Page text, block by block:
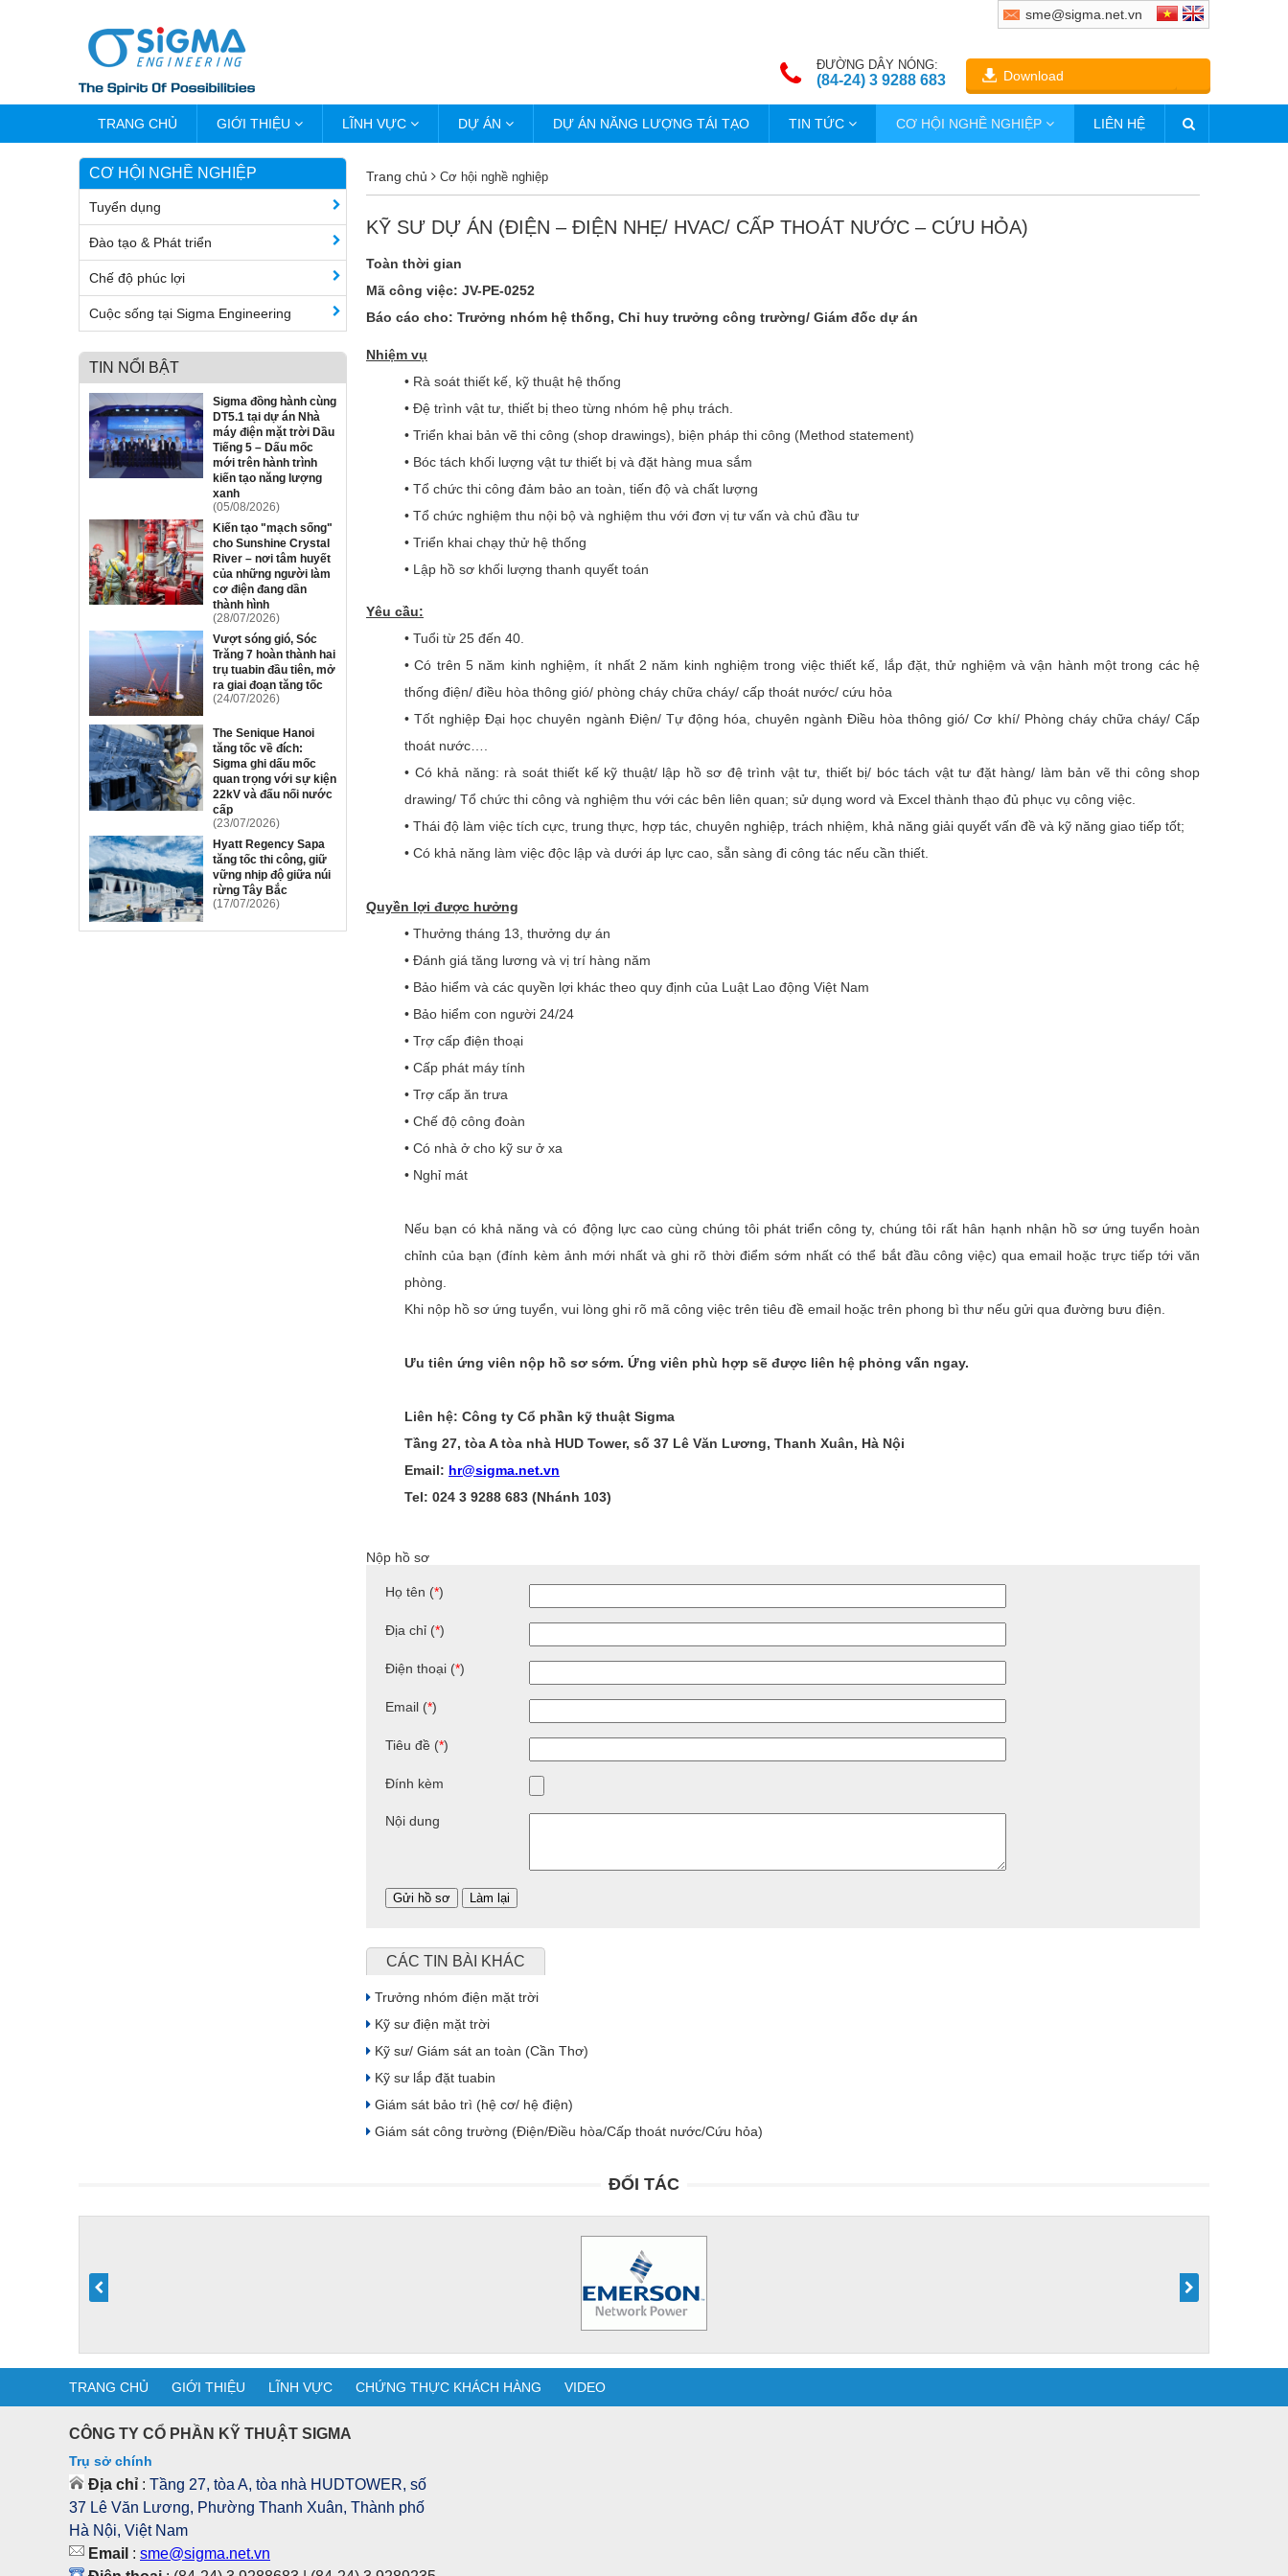
sme@sigma.net.vn
Download
ĐƯỜNG DÂY NÓNG:
(84-24) 3 9288 683
TRANG CHỦ GIỚI THIỆU LĨNH VỰC DỰ ÁN DỰ ÁN NĂNG LƯỢNG TÁI TẠO TIN TỨC CƠ HỘI NGHỀ NGHIỆP LIÊN HỆ
CƠ HỘI NGHỀ NGHIỆP
Tuyển dụng
Đào tạo & Phát triển
Chế độ phúc lợi
Cuộc sống tại Sigma Engineering
TIN NỔI BẬT
Sigma đồng hành cùng
DT5.1 tại dự án Nhà
máy điện mặt trời Dầu
Tiếng 5 – Dấu mốc
mới trên hành trình
kiến tạo năng lượng
xanh
(05/08/2026)
Kiến tạo "mạch sống"
cho Sunshine Crystal
River – nơi tâm huyết
của những người làm
cơ điện đang dần
thành hình
(28/07/2026)
Vượt sóng gió, Sóc
Trăng 7 hoàn thành hai
trụ tuabin đầu tiên, mở
ra giai đoạn tăng tốc
(24/07/2026)
The Senique Hanoi
tăng tốc về đích:
Sigma ghi dấu mốc
quan trọng với sự kiện
22kV và đấu nối nước
cấp
(23/07/2026)
Hyatt Regency Sapa
tăng tốc thi công, giữ
vững nhịp độ giữa núi
rừng Tây Bắc
(17/07/2026)
Trang chủ Cơ hội nghề nghiệp
KỸ SƯ DỰ ÁN (ĐIỆN – ĐIỆN NHẸ/ HVAC/ CẤP THOÁT NƯỚC – CỨU HỎA)
Toàn thời gian
Mã công việc: JV-PE-0252
Báo cáo cho: Trưởng nhóm hệ thống, Chỉ huy trưởng công trường/ Giám đốc dự án
Nhiệm vụ
• Rà soát thiết kế, kỹ thuật hệ thống
• Đệ trình vật tư, thiết bị theo từng nhóm hệ phụ trách.
• Triển khai bản vẽ thi công (shop drawings), biện pháp thi công (Method statement)
• Bóc tách khối lượng vật tư thiết bị và đặt hàng mua sắm
• Tổ chức thi công đảm bảo an toàn, tiến độ và chất lượng
• Tổ chức nghiệm thu nội bộ và nghiệm thu với đơn vị tư vấn và chủ đầu tư
• Triển khai chạy thử hệ thống
• Lập hồ sơ khối lượng thanh quyết toán
Yêu cầu:
• Tuổi từ 25 đến 40.
• Có trên 5 năm kinh nghiệm, ít nhất 2 năm kinh nghiệm trong việc thiết kế, lắp đặt, thử nghiệm và vận hành một trong các hệ
thống điện/ điều hòa thông gió/ phòng cháy chữa cháy/ cấp thoát nước/ cứu hỏa
• Tốt nghiệp Đại học chuyên ngành Điện/ Tự động hóa, chuyên ngành Điều hòa thông gió/ Cơ khí/ Phòng cháy chữa cháy/ Cấp
thoát nước….
• Có khả năng: rà soát thiết kế kỹ thuật/ lập hồ sơ đệ trình vật tư, thiết bị/ bóc tách vật tư đặt hàng/ làm bản vẽ thi công shop
drawing/ Tổ chức thi công và nghiệm thu với các bên liên quan; sử dụng word và Excel thành thạo đủ phục vụ công việc.
• Thái độ làm việc tích cực, trung thực, hợp tác, chuyên nghiệp, trách nhiệm, khả năng giải quyết vấn đề và kỹ năng giao tiếp tốt;
• Có khả năng làm việc độc lập và dưới áp lực cao, sẵn sàng đi công tác nếu cần thiết.
Quyền lợi được hưởng
• Thưởng tháng 13, thưởng dự án
• Đánh giá tăng lương và vị trí hàng năm
• Bảo hiểm và các quyền lợi khác theo quy định của Luật Lao động Việt Nam
• Bảo hiểm con người 24/24
• Trợ cấp điện thoại
• Cấp phát máy tính
• Trợ cấp ăn trưa
• Chế độ công đoàn
• Có nhà ở cho kỹ sư ở xa
• Nghỉ mát
Nếu bạn có khả năng và có động lực cao cùng chúng tôi phát triển công ty, chúng tôi rất hân hạnh nhận hồ sơ ứng tuyển hoàn
chỉnh của bạn (đính kèm ảnh mới nhất và ghi rõ thời điểm sớm nhất có thể bắt đầu công việc) qua email hoặc trực tiếp tới văn
phòng.
Khi nộp hồ sơ ứng tuyển, vui lòng ghi rõ mã công việc trên tiêu đề email hoặc trên phong bì thư nếu gửi qua đường bưu điện.
Ưu tiên ứng viên nộp hồ sơ sớm. Ứng viên phù hợp sẽ được liên hệ phỏng vấn ngay.
Liên hệ: Công ty Cổ phần kỹ thuật Sigma
Tầng 27, tòa A tòa nhà HUD Tower, số 37 Lê Văn Lương, Thanh Xuân, Hà Nội
Email: hr@sigma.net.vn
Tel: 024 3 9288 683 (Nhánh 103)
Nộp hồ sơ
Họ tên (*)
Địa chỉ (*)
Điện thoại (*)
Email (*)
Tiêu đề (*)
Đính kèm
Nội dung
CÁC TIN BÀI KHÁC
Trưởng nhóm điện mặt trời
Kỹ sư điện mặt trời
Kỹ sư/ Giám sát an toàn (Cần Thơ)
Kỹ sư lắp đặt tuabin
Giám sát bảo trì (hệ cơ/ hệ điện)
Giám sát công trường (Điện/Điều hòa/Cấp thoát nước/Cứu hỏa)
ĐỐI TÁC
TRANG CHỦ GIỚI THIỆU LĨNH VỰC CHỨNG THỰC KHÁCH HÀNG VIDEO
CÔNG TY CỔ PHẦN KỸ THUẬT SIGMA
Trụ sở chính
Địa chỉ : Tầng 27, tòa A, tòa nhà HUDTOWER, số
37 Lê Văn Lương, Phường Thanh Xuân, Thành phố
Hà Nội, Việt Nam
Email : sme@sigma.net.vn